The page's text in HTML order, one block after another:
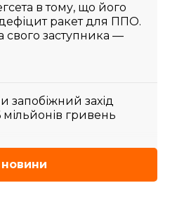
в тому, що його
ракет для ППО.
заступника —
запобіжний захід
мільйонів гривень
новини